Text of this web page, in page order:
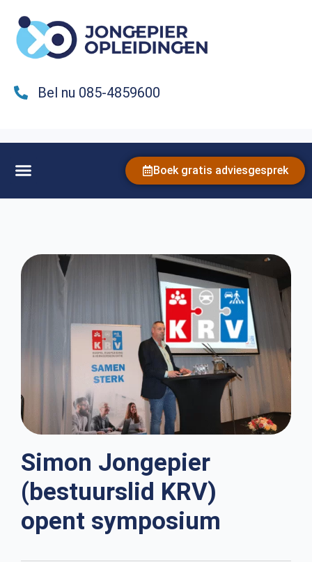
Bel nu 085-4859600
Boek gratis adviesgesprek
Simon Jongepier
(bestuurslid KRV)
opent symposium